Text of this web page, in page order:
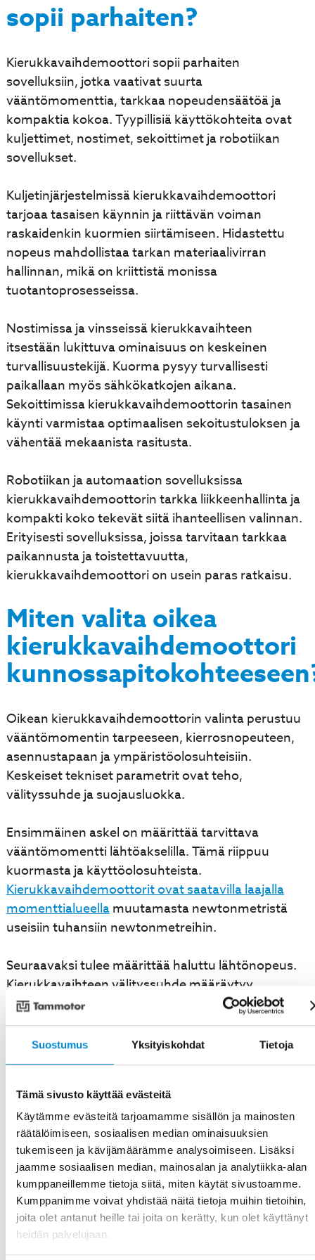
Suostumus Yksityiskohdat Tietoja
Tämä sivusto käyttää evästeitä
Käytämme evästeitä tarjoamamme sisällön ja mainosten
räätälöimiseen, sosiaalisen median ominaisuuksien
tukemiseen ja kävijämäärämme analysoimiseen. Lisäksi
jaamme sosiaalisen median, mainosalan ja analytiikka-alan
kumppaneillemme tietoja siitä, miten käytät sivustoamme.
Kumppanimme voivat yhdistää näitä tietoja muihin tietoihin,
joita olet antanut heille tai joita on kerätty, kun olet käyttänyt
heidän palvelujaan.
sopii parhaiten?
Kierukkavaihdemoottori sopii parhaiten
sovelluksiin, jotka vaativat suurta
vääntömomenttia, tarkkaa nopeudensäätöä ja
kompaktia kokoa. Tyypillisiä käyttökohteita ovat
kuljettimet, nostimet, sekoittimet ja robotiikan
sovellukset.
Kuljetinjärjestelmissä kierukkavaihdemoottori
tarjoaa tasaisen käynnin ja riittävän voiman
raskaidenkin kuormien siirtämiseen. Hidastettu
nopeus mahdollistaa tarkan materiaalivirran
hallinnan, mikä on kriittistä monissa
tuotantoprosesseissa.
Nostimissa ja vinsseissä kierukkavaihteen
itsestään lukittuva ominaisuus on keskeinen
turvallisuustekijä. Kuorma pysyy turvallisesti
paikallaan myös sähkökatkojen aikana.
Sekoittimissa kierukkavaihdemoottorin tasainen
käynti varmistaa optimaalisen sekoitustuloksen ja
vähentää mekaanista rasitusta.
Robotiikan ja automaation sovelluksissa
kierukkavaihdemoottorin tarkka liikkeenhallinta ja
kompakti koko tekevät siitä ihanteellisen valinnan.
Erityisesti sovelluksissa, joissa tarvitaan tarkkaa
paikannusta ja toistettavuutta,
kierukkavaihdemoottori on usein paras ratkaisu.
Miten valita oikea
kierukkavaihdemoottori
Oikean kierukkavaihdemoottorin valinta perustuu
vääntömomentin tarpeeseen, kierrosnopeuteen,
asennustapaan ja ympäristöolosuhteisiin.
Keskeiset tekniset parametrit ovat teho,
välityssuhde ja suojausluokka.
Ensimmäinen askel on määrittää tarvittava
vääntömomentti lähtöakselilla. Tämä riippuu
kuormasta ja käyttöolosuhteista.
Kierukkavaihdemoottorit ovat saatavilla laajalla
momenttialueellamuutamasta newtonmetristä
useisiin tuhansiin newtonmetreihin.
Seuraavaksi tulee määrittää haluttu lähtönopeus.
Kierukkavaihteen välityssuhde määräytyy
moottorin kierrosnopeuden ja halutun
lähtönopeuden perusteella. Yleisimmät
välityssuhteet ovat 10:1, 20:1, 40:1 ja 60:1.
kiinnitysvaihtoehtoihin. Kierukkavaihdemoottorit
ovat saatavilla jalka-, laippa- ja aksiaalisilla
asennusvaihtoehdoilla. Ympäristöolosuhteet
määrittävät tarvittavan suojausluokan, joka voi
vaihdella IP54:stä IP66:een riippuen sovelluksesta.
Kuinka paljon
kierukkavaihdemoottori